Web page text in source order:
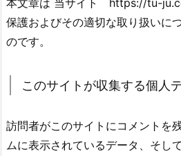
保護およびその適切な取り扱いに
のです。
このサイトが収集する個人
訪問者がこのサイトにコメントを
ムに表示されているデータ、そし